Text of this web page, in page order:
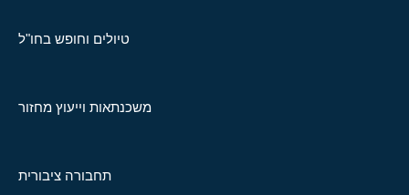
טיולים וחופש בחו"ל
משכנתאות וייעוץ מחזור
תחבורה ציבורית